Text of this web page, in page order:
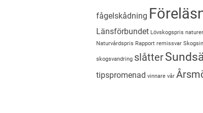
fågelskådning
Länsförbundet Lövskogspris
Naturvårdspris Rapport remissvar
skogsvandring slåtter
tipspromenad vinnare vår